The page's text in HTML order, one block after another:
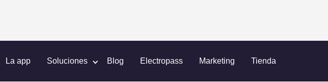
La app Soluciones Blog Electropass Marketing Tienda
Mittelfranken Herzogenaurach 91074 Herzogenaurach, Puma Way 1